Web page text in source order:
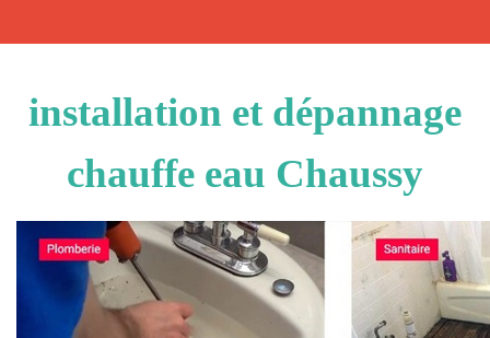
installation et dépannage
chauffe eau Chaussy